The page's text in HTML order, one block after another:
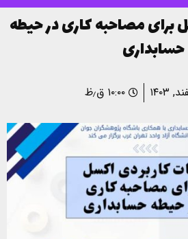
برای مصاحبه کاری در حیطه
حسابداری
۱۰:۰۰ ق٫ظ